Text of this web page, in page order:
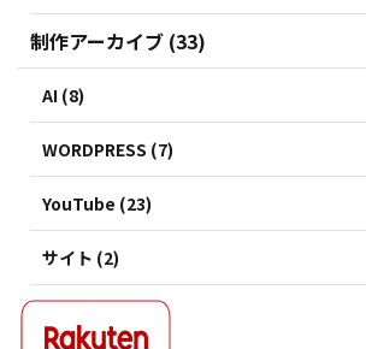
制作アーカイブ (33)
AI (8)
WORDPRESS (7)
YouTube (23)
サイト (2)